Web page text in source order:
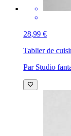
28,99 €
Tablier de
Par Studio